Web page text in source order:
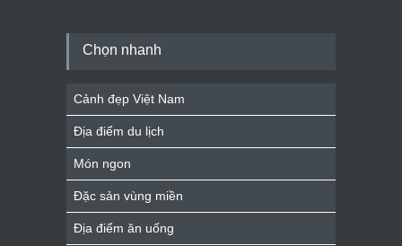
Chọn nhanh
Cảnh đẹp Việt Nam
Địa điểm du lịch
Món ngon
Đặc sản vùng miền
Địa điểm ăn uống